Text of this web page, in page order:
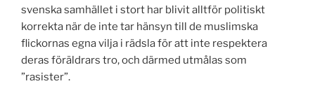
svenska samhället i stort har blivit alltför politiskt
korrekta när de inte tar hänsyn till de muslimska
flickornas egna vilja i rädsla för att inte respektera
deras föräldrars tro, och därmed utmålas som
”rasister”.